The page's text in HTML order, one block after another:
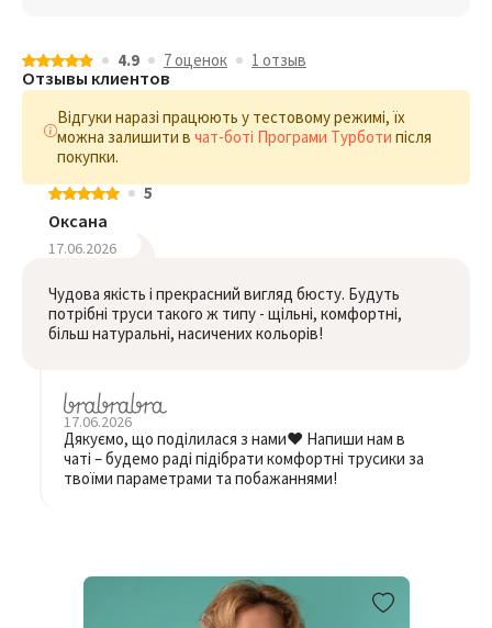
4.9 7 оценок 1 отзыв
Отзывы клиентов
Відгуки наразі працюють у тестовому режимі, їх
можна залишити в чат-боті Програми Турботи після
покупки.
5
Оксана
17.06.2026
Чудова якість і прекрасний вигляд бюсту. Будуть
потрібні труси такого ж типу - щільні, комфортні,
більш натуральні, насичених кольорів!
17.06.2026
Дякуємо, що поділилася з нами❤️ Напиши нам в
чаті – будемо раді підібрати комфортні трусики за
твоїми параметрами та побажаннями!